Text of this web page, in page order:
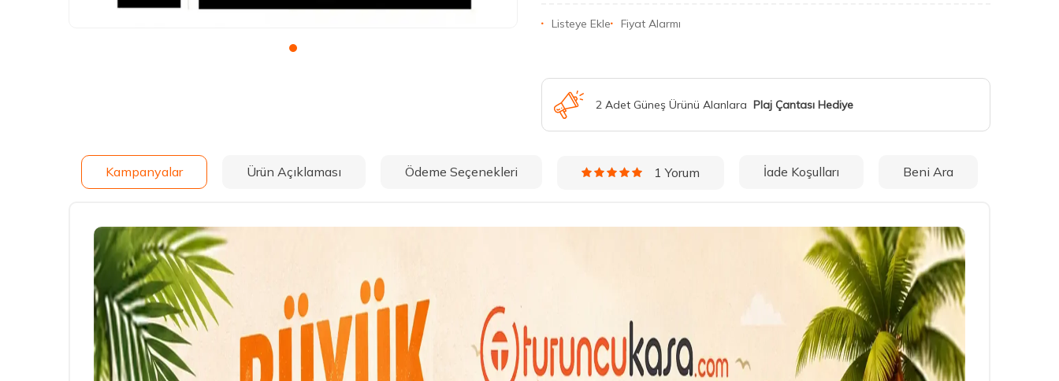
Listeye Ekle Fiyat Alarmı
2 Adet Güneş Ürünü Alanlara Plaj Çantası Hediye
Kampanyalar Ürün Açıklaması Ödeme Seçenekleri 1 Yorum İade Koşulları Beni Ara